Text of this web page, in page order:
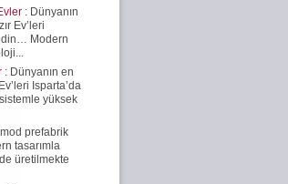
: Dünyanın
Ev’leri
Modern
: Dünyanın en
Isparta’da
yüksek
prefabrik
tasarımla
üretilmekte